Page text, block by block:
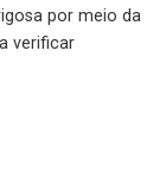
por meio da
verificar